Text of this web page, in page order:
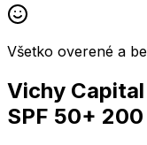
Všetko overené a
Vichy
SPF 50+ 200